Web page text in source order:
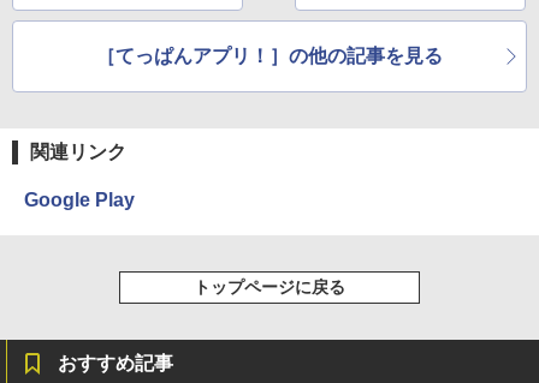
e」
［てっぱんアプリ！］の他の記事を見る
関連リンク
Google Play
トップページに戻る
おすすめ記事